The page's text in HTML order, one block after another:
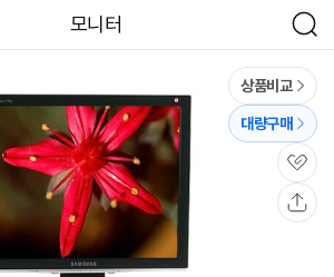
모니터
검
색
상품비교
대량구매
관
심